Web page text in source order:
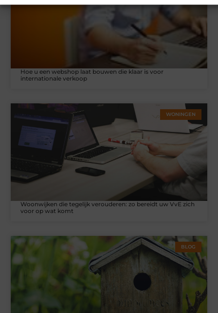
Hoe u een webshop laat bouwen die klaar is voor
internationale verkoop
WONINGEN
Woonwijken die tegelijk verouderen: zo bereidt uw VvE zich
voor op wat komt
BLOG